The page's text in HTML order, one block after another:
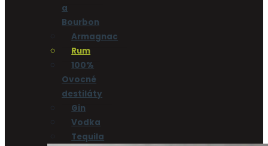
a
Bourbon
Armagnac
Rum
100%
Ovocné
destiláty
Gin
Vodka
Tequila